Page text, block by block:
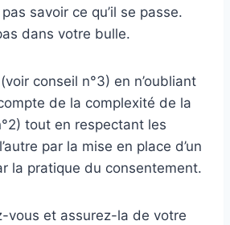
savoir ce qu’il se passe.
dans votre bulle.
conseil n°3) en n’oubliant
de la complexité de la
tout en respectant les
par la mise en place d’un
la pratique du consentement.
vous et assurez-la de votre